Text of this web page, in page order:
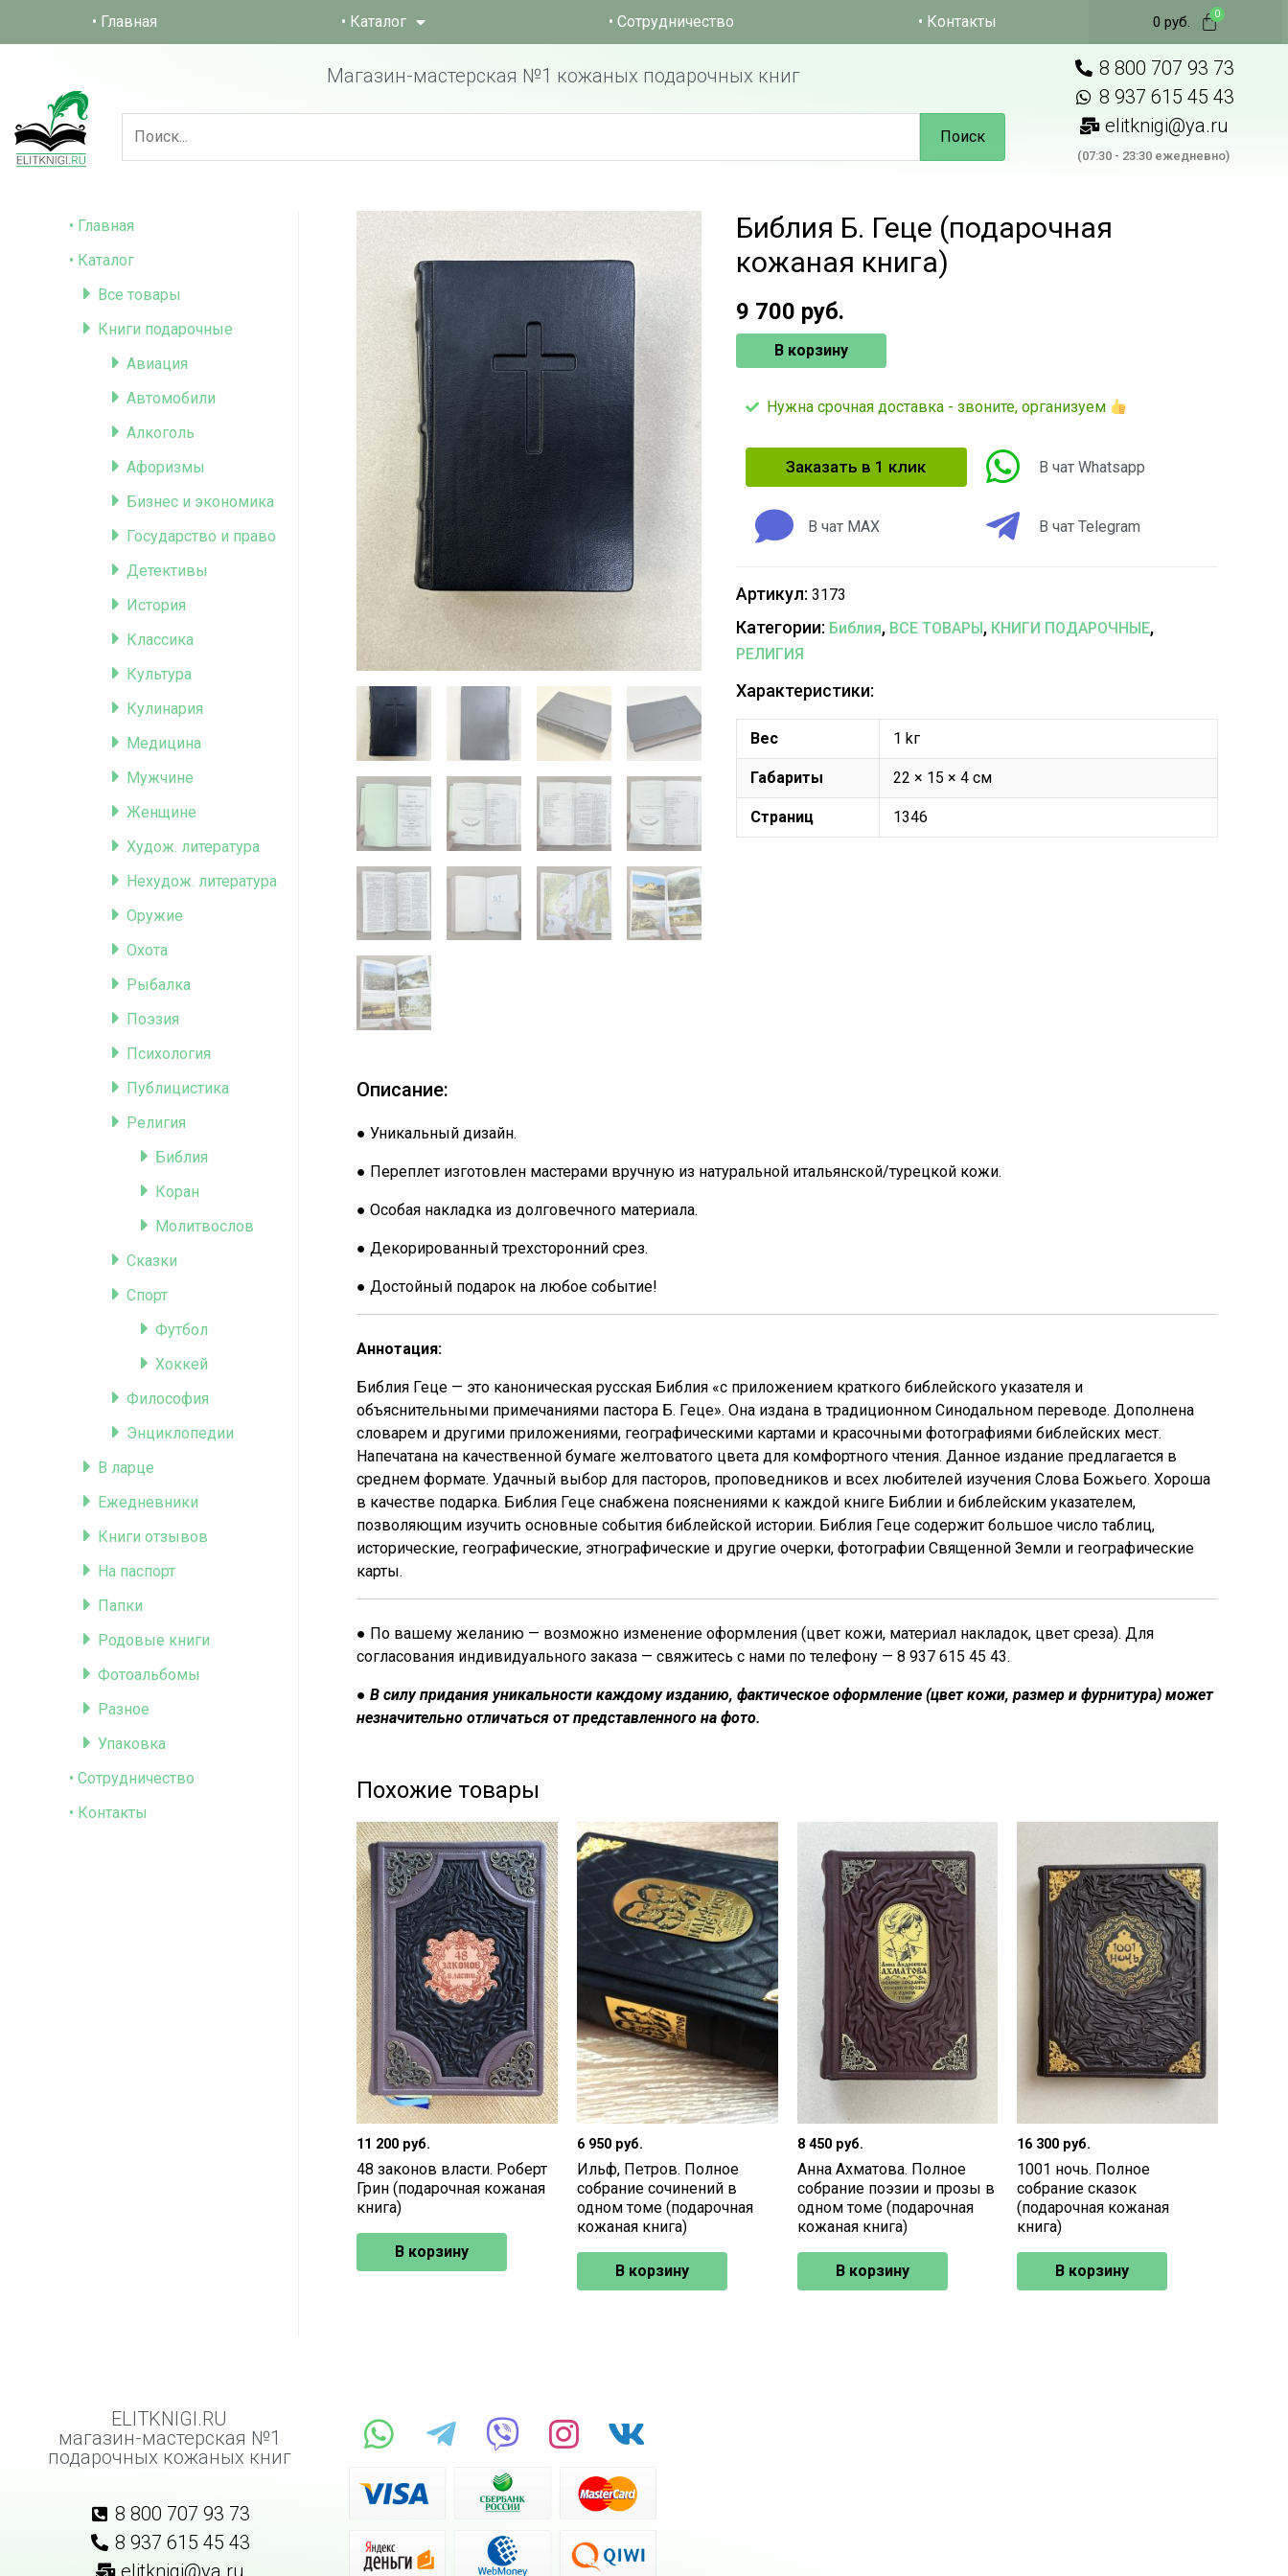
• Главная • Каталог • Сотрудничество • Контакты 0 руб.
Магазин-мастерская №1 кожаных подарочных книг
Поиск
8 800 707 93 73
8 937 615 45 43
elitknigi@ya.ru
(07:30 - 23:30 ежедневно)
• Главная
• Каталог
Все товары
Книги подарочные
Авиация
Автомобили
Алкоголь
Афоризмы
Бизнес и экономика
Государство и право
Детективы
История
Классика
Культура
Кулинария
Медицина
Мужчине
Женщине
Худож. литература
Нехудож. литература
Оружие
Охота
Рыбалка
Поэзия
Психология
Публицистика
Религия
Библия
Коран
Молитвослов
Сказки
Спорт
Футбол
Хоккей
Философия
Энциклопедии
В ларце
Ежедневники
Книги отзывов
На паспорт
Папки
Родовые книги
Фотоальбомы
Разное
Упаковка
• Сотрудничество
• Контакты
Библия Б. Геце (подарочная
кожаная книга)
9 700 руб.
В корзину
Нужна срочная доставка - звоните, организуем
Заказать в 1 клик В чат Whatsapp
В чат MAX В чат Telegram
Артикул: 3173
Категории: Библия, ВСЕ ТОВАРЫ , КНИГИ ПОДАРОЧНЫЕ,
РЕЛИГИЯ
Характеристики:
Вес 1 kг
Габариты 22 × 15 × 4 см
Страниц 1346
Описание:
● Уникальный дизайн.
● Переплет изготовлен мастерами вручную из натуральной итальянской/турецкой кожи.
● Особая накладка из долговечного материала.
● Декорированный трехсторонний срез.
● Достойный подарок на любое событие!
Аннотация:
Библия Геце — это каноническая русская Библия «с приложением краткого библейского указателя и
объяснительными примечаниями пастора Б. Геце». Она издана в традиционном Синодальном переводе. Дополнена
словарем и другими приложениями, географическими картами и красочными фотографиями библейских мест.
Напечатана на качественной бумаге желтоватого цвета для комфортного чтения. Данное издание предлагается в
среднем формате. Удачный выбор для пасторов, проповедников и всех любителей изучения Слова Божьего. Хороша
в качестве подарка. Библия Геце снабжена пояснениями к каждой книге Библии и библейским указателем,
позволяющим изучить основные события библейской истории. Библия Геце содержит большое число таблиц,
исторические, географические, этнографические и другие очерки, фотографии Священной Земли и географические
карты.
● По вашему желанию — возможно изменение оформления (цвет кожи, материал накладок, цвет среза). Для
согласования индивидуального заказа — свяжитесь с нами по телефону — 8 937 615 45 43.
● В силу придания уникальности каждому изданию, фактическое оформление (цвет кожи, размер и фурнитура) может
незначительно отличаться от представленного на фото.
Похожие товары
11 200 руб.
48 законов власти. Роберт
Грин (подарочная кожаная
книга)
В корзину
6 950 руб.
Ильф, Петров. Полное
собрание сочинений в
одном томе (подарочная
кожаная книга)
В корзину
8 450 руб.
Анна Ахматова. Полное
собрание поэзии и прозы в
одном томе (подарочная
кожаная книга)
В корзину
16 300 руб.
1001 ночь. Полное
собрание сказок
(подарочная кожаная
книга)
В корзину
ELITKNIGI.RU
магазин-мастерская №1
подарочных кожаных книг
8 800 707 93 73
8 937 615 45 43